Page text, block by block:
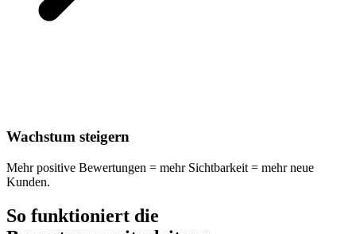
Wachstum steigern
Mehr positive Bewertungen = mehr Sichtbarkeit = mehr neue
Kunden.
So funktioniert die